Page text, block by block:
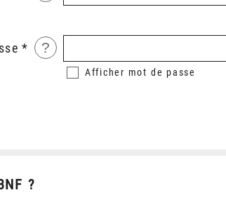
?
Afficher mot de passe
?